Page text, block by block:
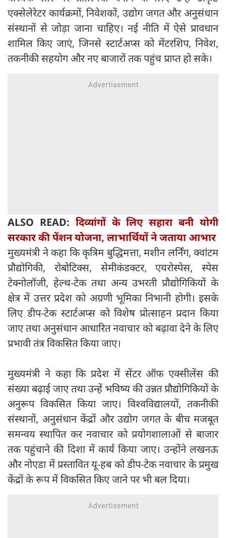
एक्सेलेरेटर कार्यक्रमों, निवेशकों, उद्योग जगत और अनुसंधान
संस्थानों से जोड़ा जाना चाहिए। नई नीति में ऐसे प्रावधान
शामिल किए जाएं, जिनसे स्टार्टअप्स को मेंटरशिप, निवेश,
तकनीकी सहयोग और नए बाजारों तक पहुंच प्राप्त हो सके।
ALSO READ: दिव्यांगों के लिए सहारा बनी योगी
सरकार की पेंशन योजना, लाभार्थियों ने जताया आभार
मुख्यमंत्री ने कहा कि कृत्रिम बुद्धिमत्ता, मशीन लर्निंग, क्वांटम
प्रौद्योगिकी, रोबोटिक्स, सेमीकंडक्टर, एयरोस्पेस, स्पेस
टेक्नोलॉजी, हेल्थ-टेक तथा अन्य उभरती प्रौद्योगिकियों के
क्षेत्र में उत्तर प्रदेश को अग्रणी भूमिका निभानी होगी। इसके
लिए डीप-टेक स्टार्टअप्स को विशेष प्रोत्साहन प्रदान किया
जाए तथा अनुसंधान आधारित नवाचार को बढ़ावा देने के लिए
प्रभावी तंत्र विकसित किया जाए।
मुख्यमंत्री ने कहा कि प्रदेश में सेंटर ऑफ एक्सीलेंस की
संख्या बढ़ाई जाए तथा उन्हें भविष्य की उन्नत प्रौद्योगिकियों के
अनुरूप विकसित किया जाए। विश्वविद्यालयों, तकनीकी
संस्थानों, अनुसंधान केंद्रों और उद्योग जगत के बीच मजबूत
समन्वय स्थापित कर नवाचार को प्रयोगशालाओं से बाजार
तक पहुंचाने की दिशा में कार्य किया जाए। उन्होंने लखनऊ
और नोएडा में प्रस्तावित यू-हब को डीप-टेक नवाचार के प्रमुख
केंद्रों के रूप में विकसित किए जाने पर भी बल दिया।